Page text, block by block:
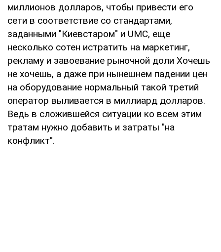
миллионов долларов, чтобы привести его
сети в соответствие со стандартами,
заданными "Киевстаром" и UMC, еще
несколько сотен истратить на маркетинг,
рекламу и завоевание рыночной доли Хочешь
не хочешь, а даже при нынешнем падении цен
на оборудование нормальный такой третий
оператор выливается в миллиард долларов.
Ведь в сложившейся ситуации ко всем этим
тратам нужно добавить и затраты "на
конфликт".